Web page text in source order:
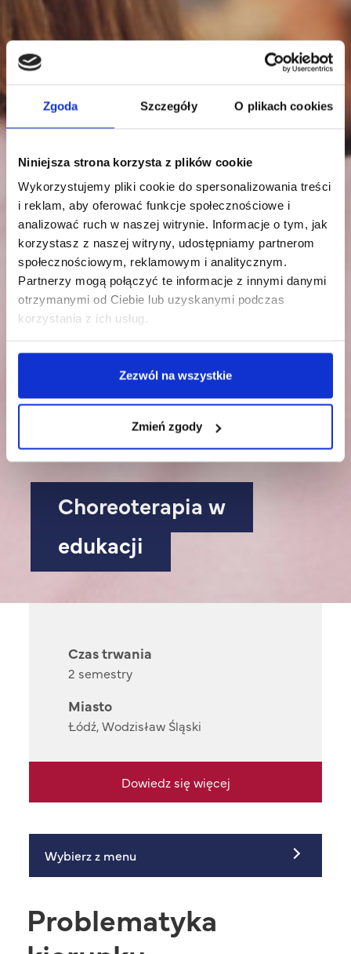
Zgoda Szczegóły O plikach cookies
Niniejsza strona korzysta z plików cookie
Wykorzystujemy pliki cookie do spersonalizowania treści
i reklam, aby oferować funkcje społecznościowe i
analizować ruch w naszej witrynie. Informacje o tym, jak
korzystasz z naszej witryny, udostępniamy partnerom
społecznościowym, reklamowym i analitycznym.
Partnerzy mogą połączyć te informacje z innymi danymi
otrzymanymi od Ciebie lub uzyskanymi podczas
korzystania z ich usług.
Zezwól na wszystkie
Zmień zgody
Choreoterapia w
edukacji
Czas trwania
2 semestry
Miasto
Łódź, Wodzisław Śląski
Dowiedz się więcej
Wybierz z menu
Problematyka